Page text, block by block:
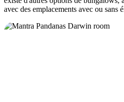
avec des emplacements avec ou sans